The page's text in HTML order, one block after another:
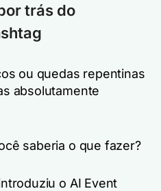
trás do
ou quedas repentinas
absolutamente
saberia o que fazer?
o AI Event